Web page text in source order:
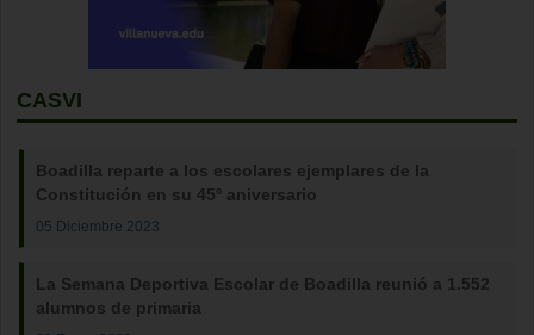
CASVI
Boadilla reparte a los escolares ejemplares de la
Constitución en su 45º aniversario
05 Diciembre 2023
La Semana Deportiva Escolar de Boadilla reunió a 1.552
alumnos de primaria